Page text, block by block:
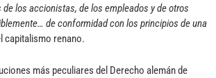
los accionistas, de los empleados y de otros
de conformidad con los principios de una
capitalismo renano.
más peculiares del Derecho alemán de